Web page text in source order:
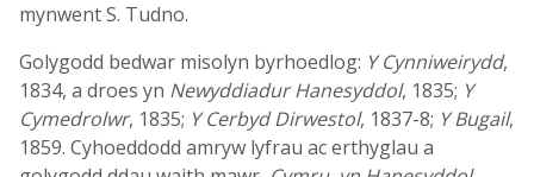
mynwent S. Tudno.
Golygodd bedwar misolyn byrhoedlog: Y Cynniweirydd,
1834, a droes yn Newyddiadur Hanesyddol, 1835; Y
Cymedrolwr, 1835; Y Cerbyd Dirwestol, 1837-8; Y Bugail,
1859. Cyhoeddodd amryw lyfrau ac erthyglau a